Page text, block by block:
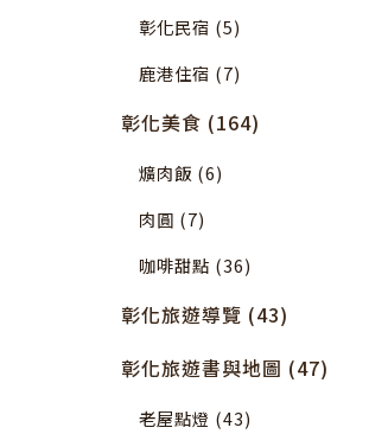
彰化民宿 (5)
鹿港住宿 (7)
彰化美食 (164)
爌肉飯 (6)
肉圓 (7)
咖啡甜點 (36)
彰化旅遊導覽 (43)
彰化旅遊書與地圖 (47)
老屋點燈 (43)